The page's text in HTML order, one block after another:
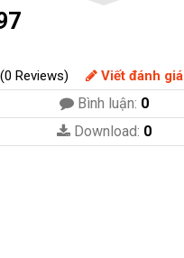
(0 Reviews) Viết đánh giá
Bình luận: 0
Download: 0